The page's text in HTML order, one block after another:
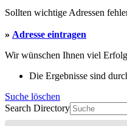
Sollten wichtige Adressen
» Adresse eintragen
Wir wünschen Ihnen viel
Die Ergebnisse sind
Suche löschen
Search Directory